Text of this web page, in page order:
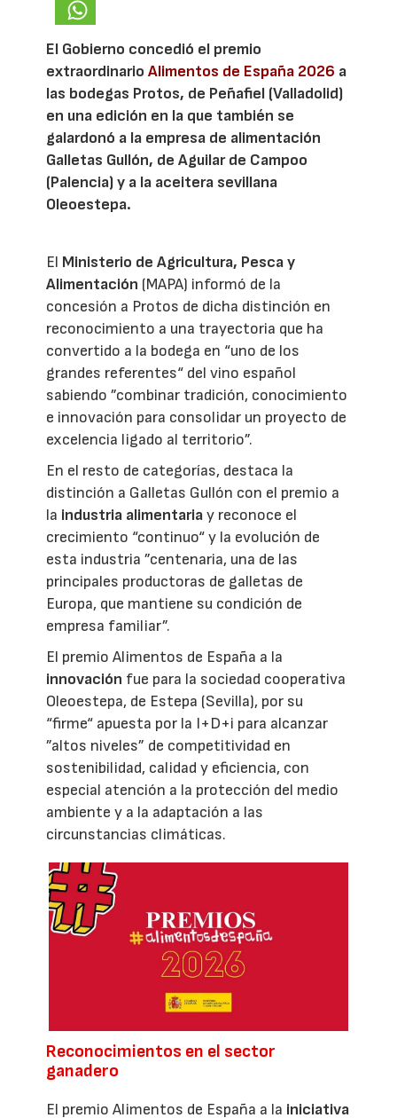
El Gobierno concedió el premio
extraordinarioAlimentos de España 2026 a
las bodegas Protos, de Peñafiel (Valladolid)
en una edición en la que también se
galardonó a la empresa de alimentación
Galletas Gullón, de Aguilar de Campoo
(Palencia) y a la aceitera sevillana
Oleoestepa.
El Ministerio de Agricultura, Pesca y
Alimentación (MAPA) informó de la
concesión a Protos de dicha distinción en
reconocimiento a una trayectoria que ha
convertido a la bodega en “uno de los
grandes referentes“ del vino español
sabiendo ”combinar tradición, conocimiento
e innovación para consolidar un proyecto de
excelencia ligado al territorio”.
En el resto de categorías, destaca la
distinción a Galletas Gullón con el premio a
la industria alimentariay reconoce el
crecimiento “continuo“ y la evolución de
esta industria ”centenaria, una de las
principales productoras de galletas de
Europa, que mantiene su condición de
empresa familiar”.
El premio Alimentos de España a la
innovación fue para la sociedad cooperativa
Oleoestepa, de Estepa (Sevilla), por su
“firme“ apuesta por la I+D+i para alcanzar
”altos niveles” de competitividad en
sostenibilidad, calidad y eficiencia, con
especial atención a la protección del medio
ambiente y a la adaptación a las
circunstancias climáticas.
Reconocimientos en el sector
ganadero
El premio Alimentos de España a la iniciativa